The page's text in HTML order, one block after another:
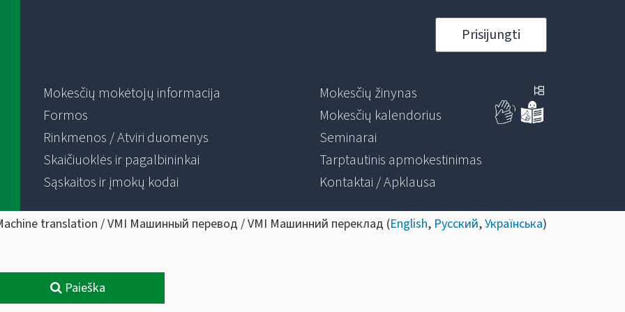
Prisijungti
Mokesčių mokėtojų informacija
Formos
Rinkmenos / Atviri duomenys
Skaičiuoklės ir pagalbininkai
Sąskaitos ir įmokų kodai
Mokesčių žinynas
Mokesčių kalendorius
Seminarai
Tarptautinis apmokestinimas
Kontaktai / Apklausa
translation / VMI Машинный перевод / VMI Машинний переклад (English, Русский,Українська)
Paieška